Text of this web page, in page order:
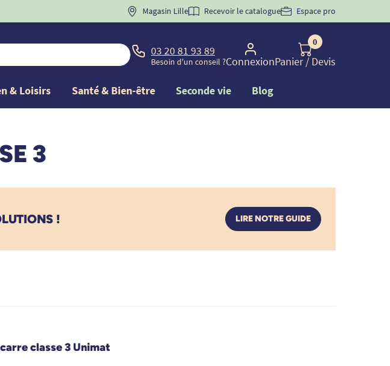
BIENVENUE" pourla 1ère commande d'incontinence
Magasin Lille Recevoir le catalogue Espace pro
03 20 81 93 89
Besoin d'un conseil ?Connexion
0
Panier/ Devis
& Loisirs Santé & Bien-être Seconde vie Blog
3
! LIRE NOTRE GUIDE
classe 3 Unimat